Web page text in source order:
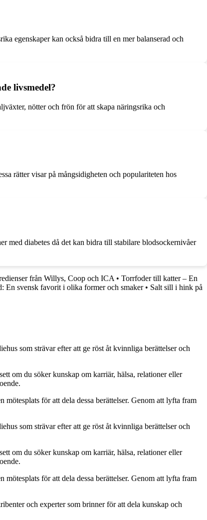
egenskaper kan också bidra till en mer balanserad och
livsmedel?
nötter och frön för att skapa näringsrika och
rätter visar på mångsidigheten och populariteten hos
med diabetes då det kan bidra till stabilare blodsockernivåer
från Willys, Coop och ICA • Torrfoder till katter – En
En svensk favorit i olika former och smaker• Salt sill i hink på
som strävar efter att ge röst åt kvinnliga berättelser och
om du söker kunskap om karriär, hälsa, relationer eller
för att dela dessa berättelser. Genom att lyfta fram
som strävar efter att ge röst åt kvinnliga berättelser och
om du söker kunskap om karriär, hälsa, relationer eller
för att dela dessa berättelser. Genom att lyfta fram
och experter som brinner för att dela kunskap och